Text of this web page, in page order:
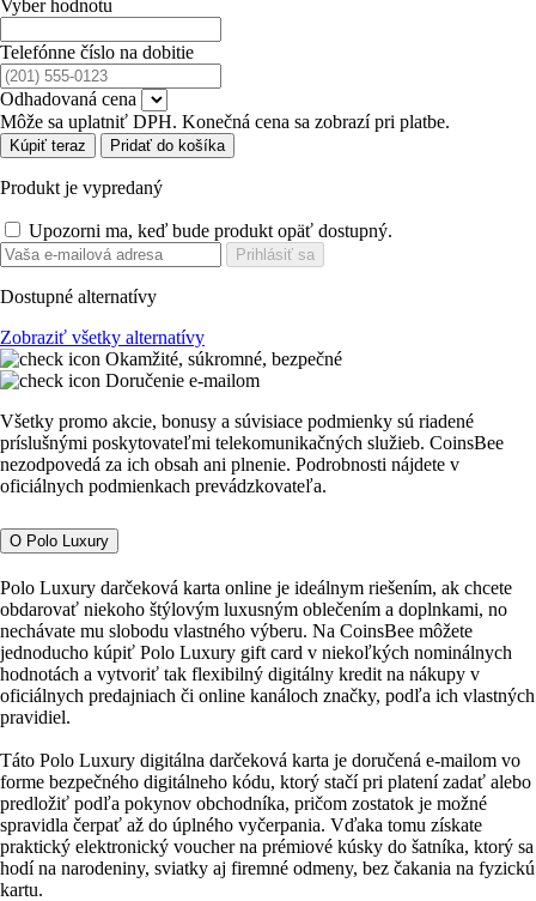
Vyber hodnotu
Telefónne číslo na dobitie
Odhadovaná cena
Môže sa uplatniť DPH. Konečná cena sa zobrazí pri platbe.
Kúpiť teraz Pridať do košíka
Produkt je vypredaný
Upozorni ma, keď bude produkt opäť dostupný.
Prihlásiť sa
Dostupné alternatívy
Zobraziť všetky alternatívy
Okamžité, súkromné, bezpečné
Doručenie e-mailom
Všetky promo akcie, bonusy a súvisiace podmienky sú riadené
príslušnými poskytovateľmi telekomunikačných služieb. CoinsBee
nezodpovedá za ich obsah ani plnenie. Podrobnosti nájdete v
oficiálnych podmienkach prevádzkovateľa.
O Polo Luxury
Polo Luxury darčeková karta online je ideálnym riešením, ak chcete
obdarovať niekoho štýlovým luxusným oblečením a doplnkami, no
nechávate mu slobodu vlastného výberu. Na CoinsBee môžete
jednoducho kúpiť Polo Luxury gift card v niekoľkých nominálnych
hodnotách a vytvoriť tak flexibilný digitálny kredit na nákupy v
oficiálnych predajniach či online kanáloch značky, podľa ich vlastných
pravidiel.
Táto Polo Luxury digitálna darčeková karta je doručená e‑mailom vo
forme bezpečného digitálneho kódu, ktorý stačí pri platení zadať alebo
predložiť podľa pokynov obchodníka, pričom zostatok je možné
spravidla čerpať až do úplného vyčerpania. Vďaka tomu získate
praktický elektronický voucher na prémiové kúsky do šatníka, ktorý sa
hodí na narodeniny, sviatky aj firemné odmeny, bez čakania na fyzickú
kartu.